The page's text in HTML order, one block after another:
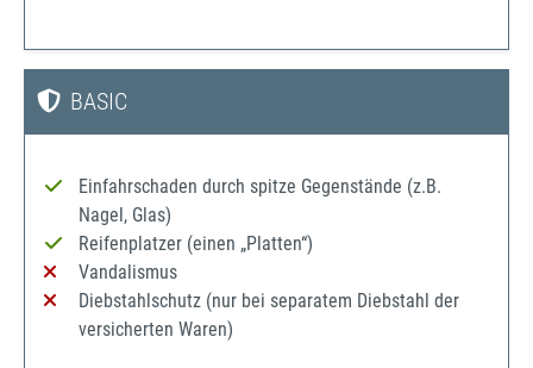
BASIC
Einfahrschaden durch spitze Gegenstände (z.B.
Nagel, Glas)
Reifenplatzer (einen „Platten“)
Vandalismus
Diebstahlschutz (nur bei separatem Diebstahl der
versicherten Waren)